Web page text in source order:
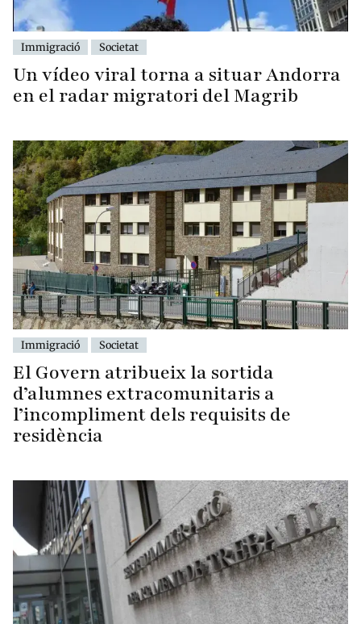
Immigració Societat
Un vídeo viral torna a situar Andorra
en el radar migratori del Magrib
Immigració Societat
El Govern atribueix la sortida
d’alumnes extracomunitaris a
l’incompliment dels requisits de
residència